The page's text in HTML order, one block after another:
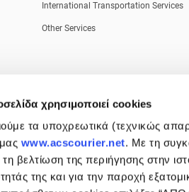
χρησιμοποιεί cookies
τα υποχρεωτικά (τεχνικώς
www.acscourier.net. Με τη
βελτίωση της περιήγησης στην
της και για την παροχή
International Transportation Services
Other Services